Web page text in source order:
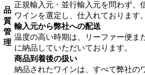
品
質
管
理
正規輸入元・並行輸入元を問わず、
ワインを選定し、仕入れております。
輸入元から弊社への配送
温度の高い時期は、リーファー便ま
に納品していただいております。
商品到着後の扱い
納品されたワインは、すべて弊社の